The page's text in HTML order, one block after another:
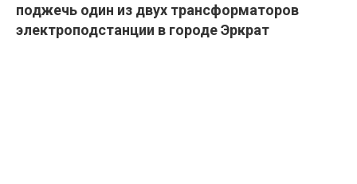
поджечь один из двух трансформаторов
электроподстанции в городе Эркрат